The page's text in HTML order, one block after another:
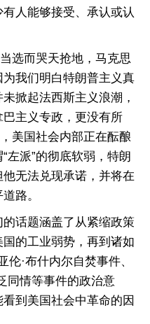
人能够接受、承认或认
选而哭天抢地，马克思
我们明白特朗普主义真
掀起法西斯主义浪潮，
主义专政，更没有所
美国社会内部正在酝酿
左派”的彻底软弱，特朗
无法兑现承诺，并将在
路。
话题涵盖了从紧缩政策
的工业弱势，再到诸如
伦·布什内尔自焚事件、
同情等事件的政治意
到美国社会中革命的因